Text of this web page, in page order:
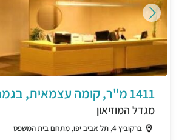
1411 מ"ר, קומה עצמאית, בגמר מכובד
מגדל המוזיאון
ברקוביץ 4, תל אביב יפו, מתחם בית המשפט